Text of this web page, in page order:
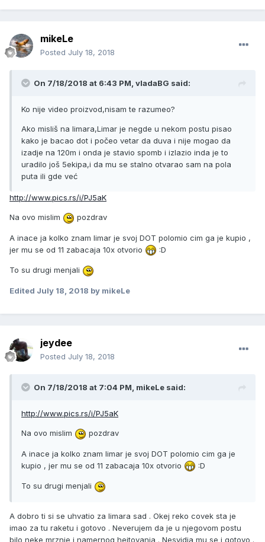
mikeLe
Posted July 18, 2018
On 7/18/2018 at 6:43 PM, vladaBG said:
Ko nije video proizvod,nisam te razumeo?
Ako misliš na limara,Limar je negde u nekom postu pisao
kako je bacao dot i počeo vetar da duva i nije mogao da
izadje na 120m i onda je stavio spomb i izlazio inda je to
uradilo još 5ekipa,i da mu se stalno otvarao sam na pola
puta ili gde već
http://www.pics.rs/i/PJ5aK
Na ovo mislim pozdrav
A inace ja kolko znam limar je svoj DOT polomio cim ga je kupio ,
jer mu se od 11 zabacaja 10x otvorio
:D
To su drugi menjali
Edited July 18, 2018 by mikeLe
jeydee
Posted July 18, 2018
On 7/18/2018 at 7:04 PM, mikeLe said:
http://www.pics.rs/i/PJ5aK
Na ovo mislim pozdrav
A inace ja kolko znam limar je svoj DOT polomio cim ga je
kupio , jer mu se od 11 zabacaja 10x otvorio
:D
To su drugi menjali
A dobro ti si se uhvatio za limara sad . Okej reko covek sta je
imao za tu raketu i gotovo . Neverujem da je u njegovom postu
bilo neke mrznje i namernog hejtovanja . Nesvidja mu se i gotovo .